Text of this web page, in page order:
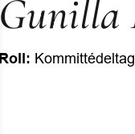
Gunilla
Roll: